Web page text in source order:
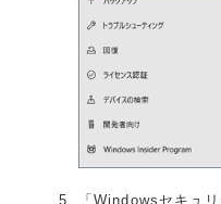
「Windowsセキュ